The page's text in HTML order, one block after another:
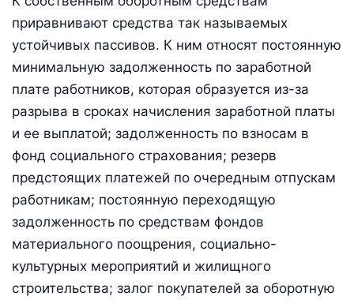
приравнивают средства так называемых
устойчивых пассивов. К ним относят постоянную
минимальную задолженность по заработной
плате работников, которая образуется из-за
разрыва в сроках начисления заработной платы
и ее выплатой; задолженность по взносам в
фонд социального страхования; резерв
предстоящих платежей по очередным отпускам
работникам; постоянную переходящую
задолженность по средствам фондов
материального поощрения, социально-
культурных мероприятий и жилищного
строительства; залог покупателей за оборотную